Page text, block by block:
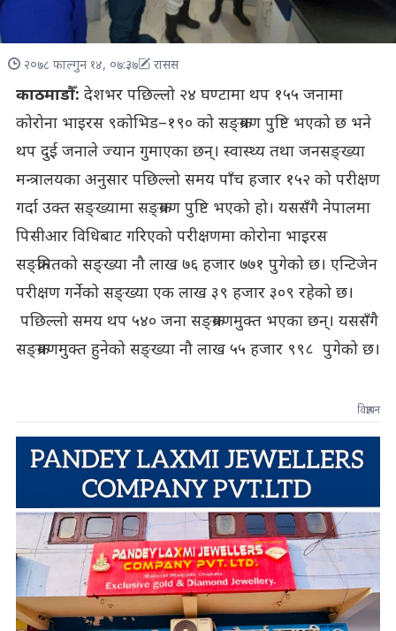
२०७८ फाल्गुन १४, ०७:३७ रासस
काठमाडौँ: देशभर पछिल्लो २४ घण्टामा थप १५५ जनामा
कोरोना भाइरस ९कोभिड–१९० को सङ्क्रमण पुष्टि भएको छ भने
थप दुई जनाले ज्यान गुमाएका छन्। स्वास्थ्य तथा जनसङ्ख्या
मन्त्रालयका अनुसार पछिल्लो समय पाँच हजार १५२ को परीक्षण
गर्दा उक्त सङ्ख्यामा सङ्क्रमण पुष्टि भएको हो। यससँगै नेपालमा
पिसीआर विधिबाट गरिएको परीक्षणमा कोरोना भाइरस
सङ्क्रमितको सङ्ख्या नौ लाख ७६ हजार ७७१ पुगेको छ। एन्टिजेन
परीक्षण गर्नेको सङ्ख्या एक लाख ३९ हजार ३०९ रहेको छ।
पछिल्लो समय थप ५४० जना सङ्क्रमणमुक्त भएका छन्। यससँगै
सङ्क्रमणमुक्त हुनेको सङ्ख्या नौ लाख ५५ हजार ९९८ पुगेको छ।
विज्ञापन